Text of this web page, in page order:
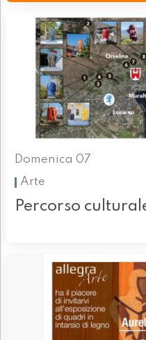
Domenica 07
Arte
Percorso